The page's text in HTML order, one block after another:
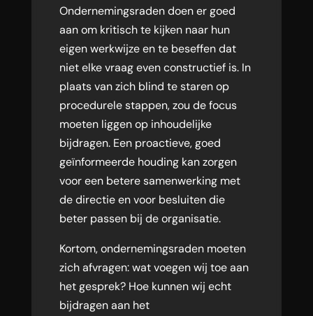
Ondernemingsraden doen er goed
aan om kritisch te kijken naar hun
eigen werkwijze en te beseffen dat
niet elke vraag even constructief is. In
plaats van zich blind te staren op
procedurele stappen, zou de focus
moeten liggen op inhoudelijke
bijdragen. Een proactieve, goed
geïnformeerde houding kan zorgen
voor een betere samenwerking met
de directie en voor besluiten die
beter passen bij de organisatie.
Kortom, ondernemingsraden moeten
zich afvragen: wat voegen wij toe aan
het gesprek? Hoe kunnen wij echt
bijdragen aan het